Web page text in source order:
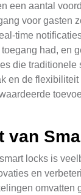
een aantal
voor gasten
time
had, en
die traditionele
en de
van
locks is
en
omvatten